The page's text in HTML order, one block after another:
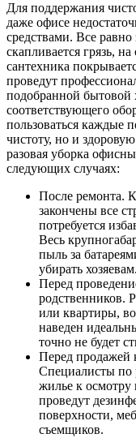
Для поддержания
даже офисе
средствами. Все
скапливается грязь,
сантехника
проведут
подобранной
соответствующего
пользоваться каждые
чистоту, но и
разовая уборка
следующих случаях:
После ремонта.
закончены все
потребуется
Весь
пыль за
убирать хозяевам.
Перед
родственников.
или квартиры,
наведен
точно не будет
Перед продажей
Специалисты по
жилье к
проведут
поверхности,
съемщиков.